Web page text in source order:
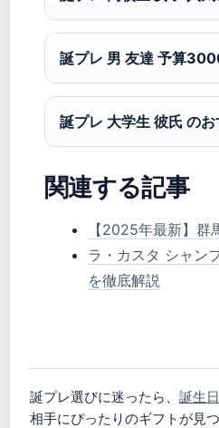
誕プレ 男 友達 予算
誕プレ 大学生 彼氏 の
関連する記事
【2025年最新】
ラ・カスタ シャン
を徹底解説
誕プレ選びに迷ったら、 誕生
相手にぴったりのギフトが見